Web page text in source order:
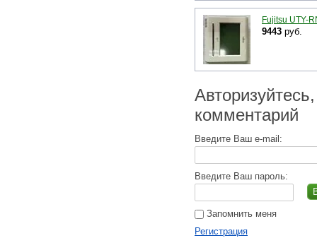
Fujitsu UTY-
9443 руб.
комментарий
Введите Ваш e-mail:
Введите Ваш пароль:
Запомнить меня
Регистрация